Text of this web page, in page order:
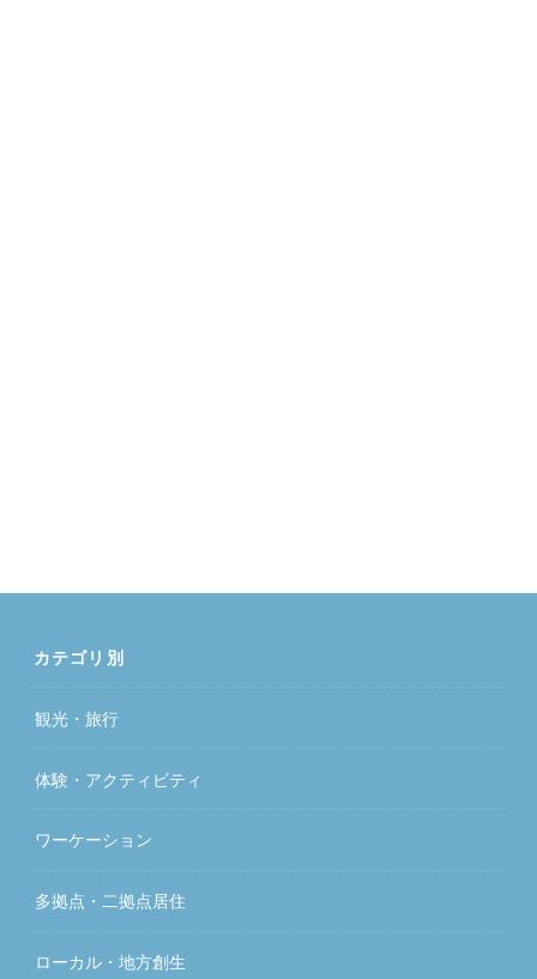
カテゴリ別
観光・旅行
体験・アクティビティ
ワーケーション
多拠点・二拠点居住
ローカル・地方創生